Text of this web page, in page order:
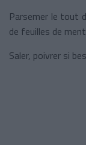
Parsemer le tout
de feuilles de
Saler, poivrer si